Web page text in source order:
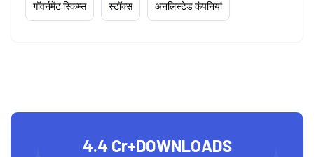
गॉवर्नमेंट स्किम्स स्टॉक्स अनलिस्टेड कंपनियां
4.4 Cr+DOWNLOADS